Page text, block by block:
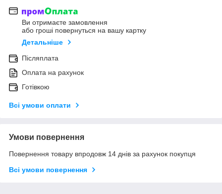
Ви отримаєте замовлення
або гроші повернуться на вашу картку
Детальніше
Післяплата
Оплата на рахунок
Готівкою
Всі умови оплати
Умови повернення
Повернення товару впродовж 14 днів за рахунок покупця
Всі умови повернення